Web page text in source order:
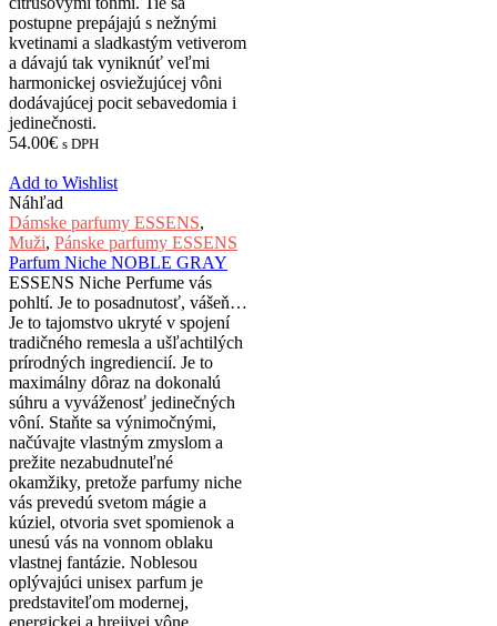
postupne prepájajú s nežnými
kvetinami a sladkastým vetiverom
a dávajú tak vyniknúť veľmi
harmonickej osviežujúcej vôni
dodávajúcej pocit sebavedomia i
jedinečnosti.
54.00€ s DPH
Add to Wishlist
Náhľad
Dámske parfumy ESSENS,
Muži, Pánske parfumy ESSENS
Parfum Niche NOBLE GRAY
ESSENS Niche Perfume vás
pohltí. Je to posadnutosť, vášeň…
Je to tajomstvo ukryté v spojení
tradičného remesla a ušľachtilých
prírodných ingrediencií. Je to
maximálny dôraz na dokonalú
súhru a vyváženosť jedinečných
vôní. Staňte sa výnimočnými,
načúvajte vlastným zmyslom a
prežite nezabudnuteľné
okamžiky, pretože parfumy niche
vás prevedú svetom mágie a
kúziel, otvoria svet spomienok a
unesú vás na vonnom oblaku
vlastnej fantázie. Noblesou
oplývajúci unisex parfum je
predstaviteľom modernej,
energickej a hrejivej vône.